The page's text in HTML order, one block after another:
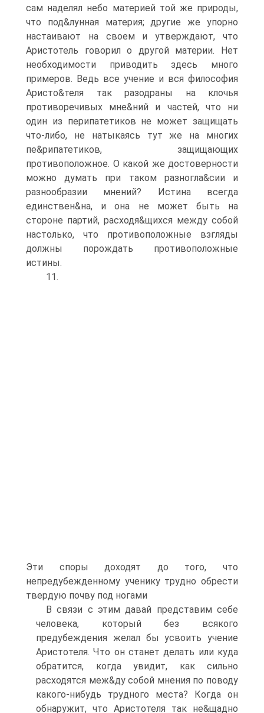
сам наделял небо материей той же природы,
что под&лунная материя; другие же упорно
настаивают на своем и утверждают, что
Аристотель говорил о другой материи. Нет
необходимости приводить здесь много
примеров. Ведь все учение и вся философия
Аристо&теля так разодраны на клочья
противоречивых мне&ний и частей, что ни
один из перипатетиков не может защищать
что-либо, не натыкаясь тут же на многих
пе&рипатетиков, защищающих
противоположное. О какой же достоверности
можно думать при таком разногла&сии и
разнообразии мнений? Истина всегда
единствен&на, и она не может быть на
стороне партий, расходя&щихся между собой
настолько, что противоположные взгляды
должны порождать противоположные
истины.
11.
Эти споры доходят до того, что
непредубежденному ученику трудно обрести
твердую почву под ногами
В связи с этим давай представим себе
человека, который без всякого
предубеждения желал бы усвоить учение
Аристотеля. Что он станет делать или куда
обратится, когда увидит, как сильно
расходятся меж&ду собой мнения по поводу
какого-нибудь трудного места? Когда он
обнаружит, что Аристотеля так не&щадно